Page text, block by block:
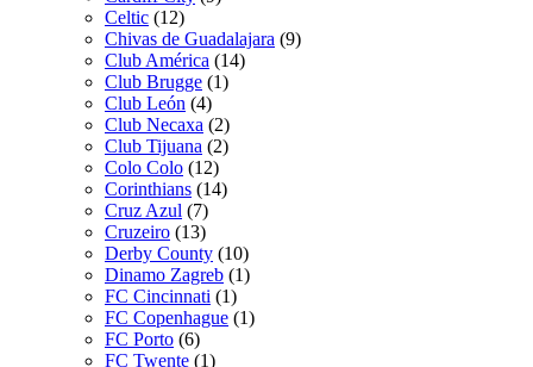
Celtic (12)
Chivas de Guadalajara (9)
Club América (14)
Club Brugge (1)
Club León (4)
Club Necaxa (2)
Club Tijuana (2)
Colo Colo (12)
Corinthians (14)
Cruz Azul (7)
Cruzeiro (13)
Derby County (10)
Dinamo Zagreb (1)
FC Cincinnati (1)
FC Copenhague (1)
FC Porto (6)
FC Twente (1)